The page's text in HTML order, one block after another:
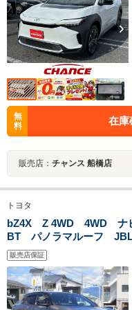
無
料
在庫
販売店： チャンス 船橋店
トヨタ
bZ4X Z 4WD 4WD ナ
BT パノラマルーフ
ンシート 輻射ヒーター
ー 純正20AW ステアヒ
メイト
販売店保証